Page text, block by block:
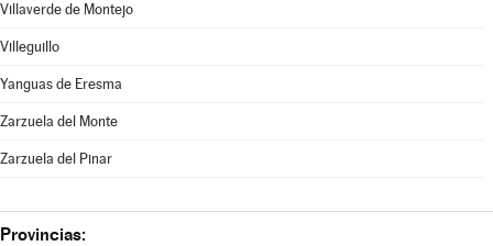
Villaverde de Montejo
Villeguillo
Yanguas de Eresma
Zarzuela del Monte
Zarzuela del Pinar
Provincias: